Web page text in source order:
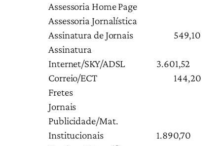
Assessoria Home Page
Assessoria Jornalística
Assinatura de Jornais
549,10
Assinatura
Internet/SKY/ADSL
3.601,52
Correio/ECT
144,20
Fretes
Jornais
Publicidade/Mat.
Institucionais
1.890,70